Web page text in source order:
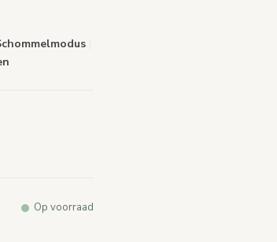
Op voorraad